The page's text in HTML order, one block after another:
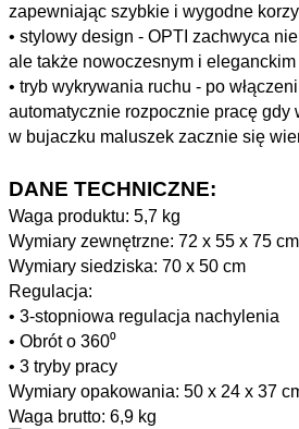
zapewniając szybkie i wygodne
• stylowy design - OPTI zachwyca
ale także nowoczesnym i
• tryb wykrywania ruchu - po
automatycznie rozpocznie pracę gdy
w bujaczku maluszek zacznie się
DANE TECHNICZNE:
Waga produktu: 5,7 kg
Wymiary zewnętrzne: 72 x 55 x 75 cm
Wymiary siedziska: 70 x 50 cm
Regulacja:
• 3-stopniowa regulacja nachylenia
• Obrót o 360⁰
• 3 tryby pracy
Wymiary opakowania: 50 x 24 x 37
Waga brutto: 6,9 kg